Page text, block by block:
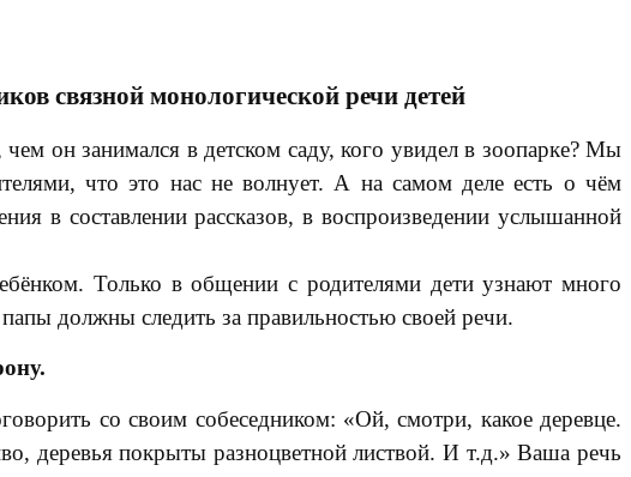
связной монологической речи детей
он занимался в детском саду, кого увидел в зоопарке? Мы
что это нас не волнует. А на самом деле есть о чём
в составлении рассказов, в воспроизведении услышанной
Только в общении с родителями дети узнают много
должны следить за правильностью своей речи.
со своим собеседником: «Ой, смотри, какое деревце.
деревья покрыты разноцветной листвой. И т.д.» Ваша речь